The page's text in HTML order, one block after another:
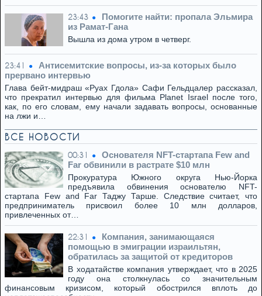
23:43
Помогите найти: пропала Эльмира
из Рамат-Гана
Вышла из дома утром в четверг.
23:41
Антисемитские вопросы, из-за которых было
прервано интервью
Глава бейт-мидраш «Руах Гдола» Сафи Гельдцалер рассказал,
что прекратил интервью для фильма Planet Israel после того,
как, по его словам, ему начали задавать вопросы, основанные
на лжи и…
ВСЕ НОВОСТИ
00:31
Основателя NFT-стартапа Few and
Far обвинили в растрате $10 млн
Прокуратура Южного округа Нью-Йорка
предъявила обвинения основателю NFT-
стартапа Few and Far Таджу Тарше. Следствие считает, что
предприниматель присвоил более 10 млн долларов,
привлеченных от…
22:31
Компания, занимающаяся
помощью в эмиграции израильтян,
обратилась за защитой от кредиторов
В ходатайстве компания утверждает, что в 2025
году она столкнулась со значительным
финансовым кризисом, который обострился вплоть до